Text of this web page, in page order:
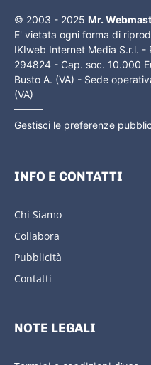
© 2003 - 2025 Mr.
E' vietata ogni forma di
IKIweb Internet Media S.r.l. -
294824 - Cap. soc. 10.000
Busto A. (VA) - Sede
(VA)
Gestisci le preferenze
INFO E CONTATTI
Chi Siamo
Collabora
Pubblicità
Contatti
NOTE LEGALI